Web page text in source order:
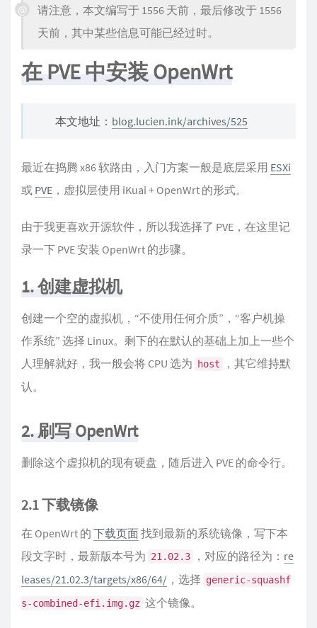
请注意，本文编写于 1556 天前，最后修改于 1556
天前，其中某些信息可能已经过时。
在 PVE 中安装 OpenWrt
本文地址： blog.lucien.ink/archives/525
最近在捣腾 x86 软路由，入门方案一般是底层采用 ESXi
或 PVE ，虚拟层使用 iKuai + OpenWrt 的形式。
由于我更喜欢开源软件，所以我选择了 PVE，在这里记
录一下 PVE 安装 OpenWrt 的步骤。
1. 创建虚拟机
创建一个空的虚拟机，“不使用任何介质”，“客户机操
作系统” 选择 Linux。剩下的在默认的基础上加上一些个
人理解就好，我一般会将 CPU 选为
host
，其它维持默
认。
2. 刷写 OpenWrt
删除这个虚拟机的现有硬盘，随后进入 PVE 的命令行。
2.1 下载镜像
在 OpenWrt 的 下载页面找到最新的系统镜像，写下本
段文字时，最新版本号为 21.02.3 ，对应的路径为： re
leases/21.02.3/targets/x86/64/ ，选择 generic-squashf
s-combined-efi.img.gz 这个镜像。